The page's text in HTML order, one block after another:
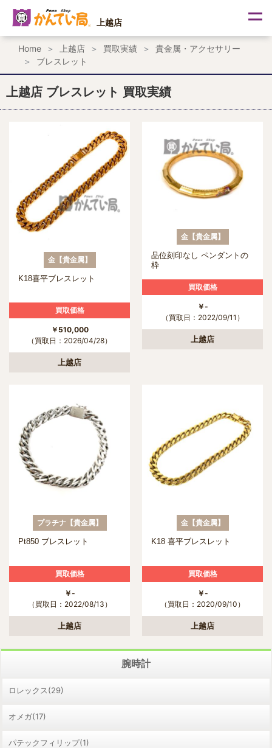
ス
プ
上越店
Home 上越店 買取実績
貴金属・アクセサリー
ブレスレット
上越店 ブレスレット 買取実績
金【貴金属】
K18喜平ブレスレット
買取価格
￥510,000
（買取日：2026/04/28）
上越店
金【貴金属】
品位刻印なし ペンダントの
枠
買取価格
￥-
（買取日：2022/09/11）
上越店
プラチナ【貴金属】
Pt850 ブレスレット
買取価格
￥-
（買取日：2022/08/13）
上越店
金【貴金属】
K18 喜平ブレスレット
買取価格
￥-
（買取日：2020/09/10）
上越店
腕時計
ロレックス(29)
オメガ(17)
パテックフィリップ(1)